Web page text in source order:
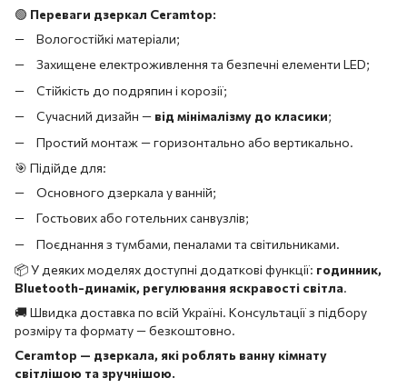
🟢 Переваги дзеркал Ceramtop:
Вологостійкі матеріали;
Захищене електроживлення та безпечні елементи LED;
Стійкість до подряпин і корозії;
Сучасний дизайн — від мінімалізму до класики;
Простий монтаж — горизонтально або вертикально.
🎯 Підійде для:
Основного дзеркала у ванній;
Гостьових або готельних санвузлів;
Поєднання з тумбами, пеналами та світильниками.
📦 У деяких моделях доступні додаткові функції: годинник,
Bluetooth-динамік, регулювання яскравості світла.
🚚 Швидка доставка по всій Україні. Консультації з підбору
розміру та формату — безкоштовно.
Ceramtop — дзеркала, які роблять ванну кімнату
світлішою та зручнішою.